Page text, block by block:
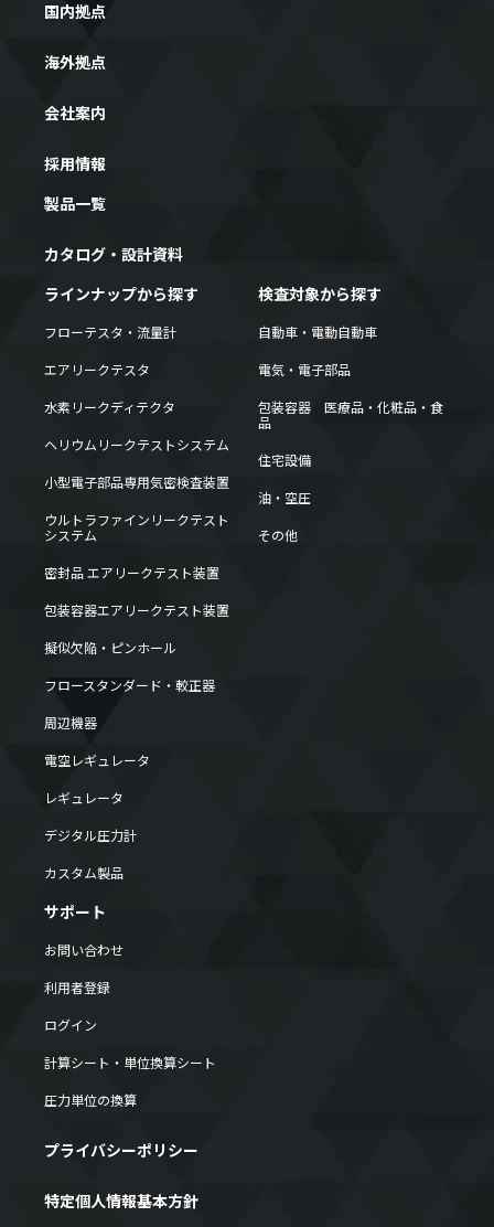
国内拠点
海外拠点
会社案内
採用情報
製品一覧
カタログ・設計資料
ラインナップから探す
フローテスタ・流量計
エアリークテスタ
水素リークディテクタ
ヘリウムリークテストシステム
小型電子部品専用気密検査装置
ウルトラファインリークテスト
システム
密封品 エアリークテスト装置
包装容器エアリークテスト装置
擬似欠陥・ピンホール
フロースタンダード・較正器
周辺機器
電空レギュレータ
レギュレータ
デジタル圧力計
カスタム製品
検査対象から探す
自動車・電動自動車
電気・電子部品
包装容器 医療品・化粧品・食
品
住宅設備
油・空圧
その他
サポート
お問い合わせ
利用者登録
ログイン
計算シート・単位換算シート
圧力単位の換算
プライバシーポリシー
特定個人情報基本方針